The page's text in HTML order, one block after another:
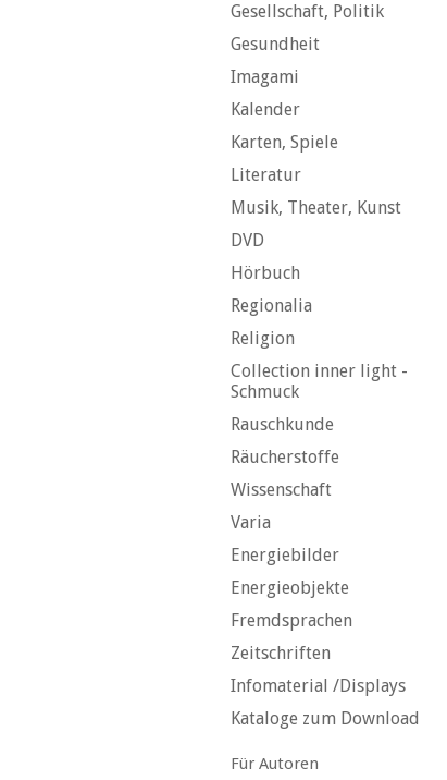
Gesellschaft, Politik
Gesundheit
Imagami
Kalender
Karten, Spiele
Literatur
Musik, Theater, Kunst
DVD
Hörbuch
Regionalia
Religion
Collection inner light -
Schmuck
Rauschkunde
Räucherstoffe
Wissenschaft
Varia
Energiebilder
Energieobjekte
Fremdsprachen
Zeitschriften
Infomaterial /Displays
Kataloge zum Download
Für Autoren